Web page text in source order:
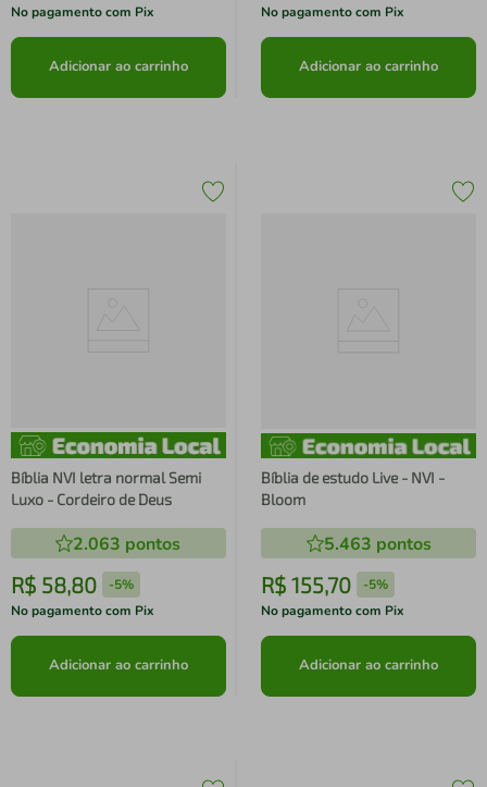
No pagamento com Pix
Adicionar ao carrinho
No pagamento com Pix
Adicionar ao carrinho
Bíblia NVI letra normal Semi
Luxo - Cordeiro de Deus
2.063 pontos
R$ 58,80 -5%
No pagamento com Pix
Adicionar ao carrinho
Bíblia de estudo Live - NVI -
Bloom
5.463 pontos
R$ 155,70 -5%
No pagamento com Pix
Adicionar ao carrinho